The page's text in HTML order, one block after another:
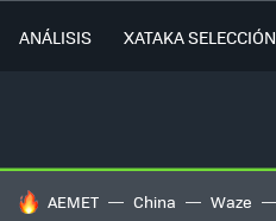
ANÁLISIS XATAKA SELECCIÓN
HOY SE HABLA DE
AEMET China Waze